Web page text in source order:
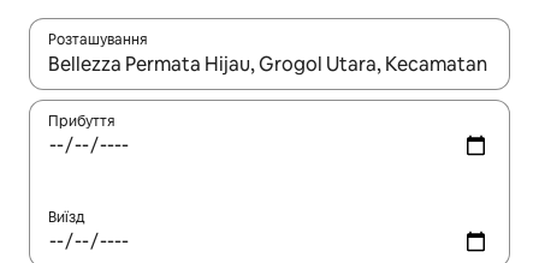
Розташування
Отримавши результати пошуку, використовуйте для
Прибуття
Виїзд